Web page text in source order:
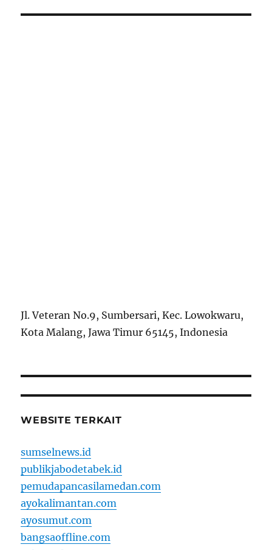
Jl. Veteran No.9, Sumbersari, Kec. Lowokwaru,
Kota Malang, Jawa Timur 65145, Indonesia
WEBSITE TERKAIT
sumselnews.id
publikjabodetabek.id
pemudapancasilamedan.com
ayokalimantan.com
ayosumut.com
bangsaoffline.com